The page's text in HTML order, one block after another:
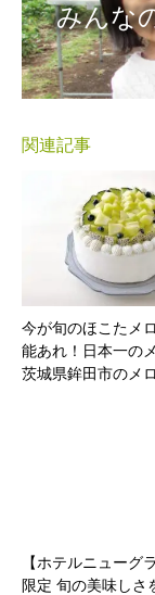
みんな
関連記事
今が旬のほこたメ
能あれ！日本一の
茨城県鉾田市のメ
【ホテルニューグ
限定 旬の美味しさ